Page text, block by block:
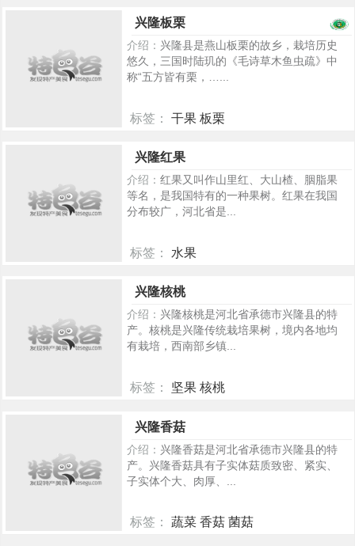
兴隆板栗
介绍： 兴隆县是燕山板栗的故乡，栽培历史
悠久，三国时陆玑的《毛诗草木鱼虫疏》中
称“五方皆有栗，…...
标签： 干果 板栗
兴隆红果
介绍： 红果又叫作山里红、大山楂、胭脂果
等名，是我国特有的一种果树。红果在我国
分布较广，河北省是...
标签： 水果
兴隆核桃
介绍： 兴隆核桃是河北省承德市兴隆县的特
产。核桃是兴隆传统栽培果树，境内各地均
有栽培，西南部乡镇...
标签： 坚果 核桃
兴隆香菇
介绍： 兴隆香菇是河北省承德市兴隆县的特
产。兴隆香菇具有子实体菇质致密、紧实、
子实体个大、肉厚、...
标签： 蔬菜 香菇 菌菇